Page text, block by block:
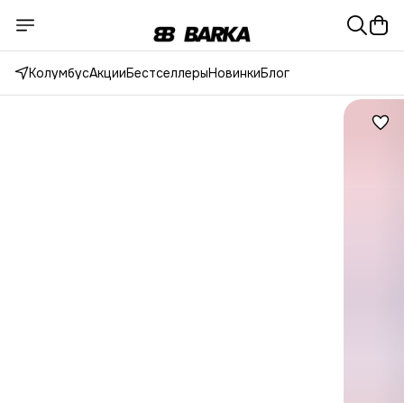
КолумбусАкцииБестселлерыНовинкиБлог